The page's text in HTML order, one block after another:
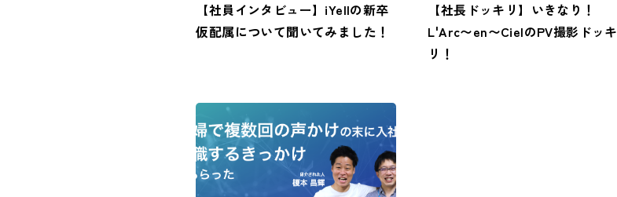
【社員インタビュー】iYellの新卒
仮配属について聞いてみました！
【社長ドッキリ】いきなり！
L'Arc〜en〜CielのPV撮影ドッキ
リ！